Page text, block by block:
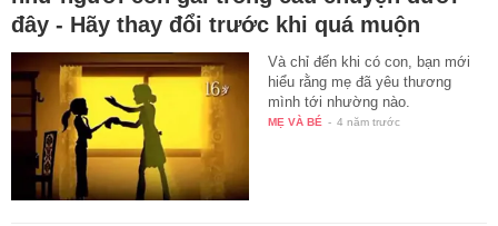
đây - Hãy thay đổi trước khi quá muộn
Và chỉ đến khi có con, bạn mới
hiểu rằng mẹ đã yêu thương
mình tới nhường nào.
MẸ VÀ BÉ - 4 năm trước